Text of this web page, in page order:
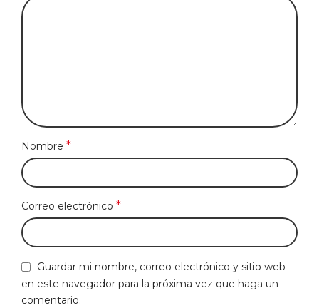
Nombre *
Correo electrónico *
Guardar mi nombre, correo electrónico y sitio web
en este navegador para la próxima vez que haga un
comentario.